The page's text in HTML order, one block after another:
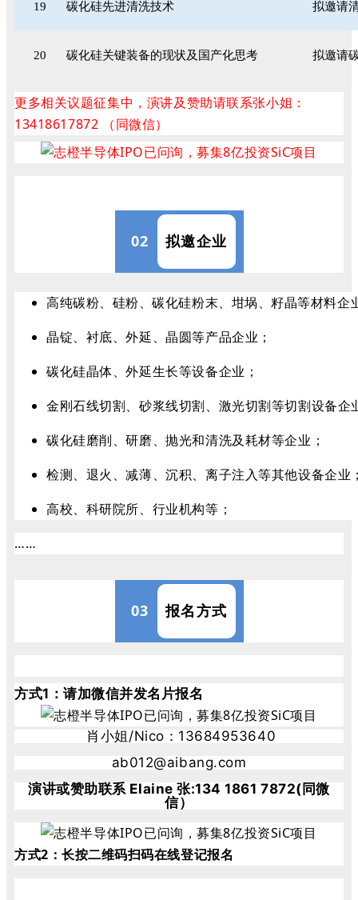
19 碳化硅先进清洗技术 拟邀请
20 碳化硅关键装备的现状及国产化思考 拟邀请
更多相关议题征集中， 演讲及赞助请联系张小姐：
13418617872 （同微信）
02 拟邀企业
高纯碳粉、硅粉、碳化硅粉末、坩埚、籽晶等材料企
晶锭、衬底、外延、晶圆等产品企业；
碳化硅晶体、外延生长等设备企业；
金刚石线切割、砂浆线切割、激光切割等切割设备企
碳化硅磨削、研磨、抛光和清洗及耗材等企业；
检测、退火、减薄、沉积、离子注入等其他设备企业
高校、科研院所、行业机构等；
……
03 报名方式
方式1：请加微信并发名片报名
肖小姐/Nico：13684953640
ab012@aibang.com
演讲或赞助联系 Elaine张:134 1861 7872(同微
信）
方式2：长按二维码扫码在线登记报名